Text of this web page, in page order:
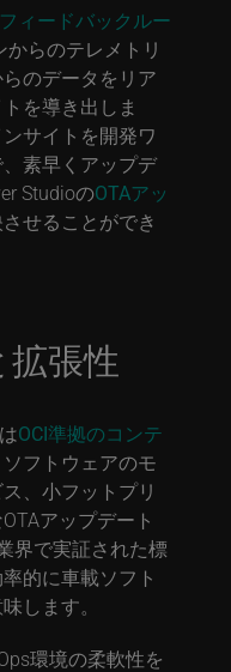
ィードバックルー
らのテレメトリ
のデータをリア
を導き出しま
サイトを開発ワ
素早くアップデ
StudioのOTAアッ
せることができ
張性
はOCI準拠のコンテ
フトウェアのモ
、小フットプリ
アップデート
界で実証された標
的に車載ソフト
します。
環境の柔軟性を